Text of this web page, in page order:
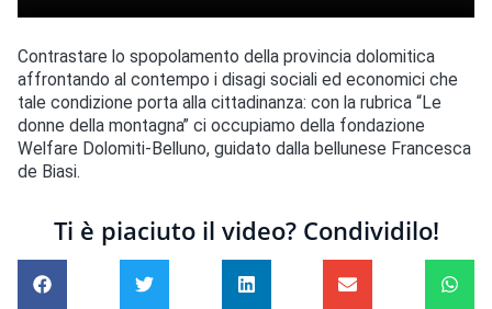
Contrastare lo spopolamento della provincia dolomitica
affrontando al contempo i disagi sociali ed economici che
tale condizione porta alla cittadinanza: con la rubrica “Le
donne della montagna” ci occupiamo della fondazione
Welfare Dolomiti-Belluno, guidato dalla bellunese Francesca
de Biasi.
Ti è piaciuto il video? Condividilo!